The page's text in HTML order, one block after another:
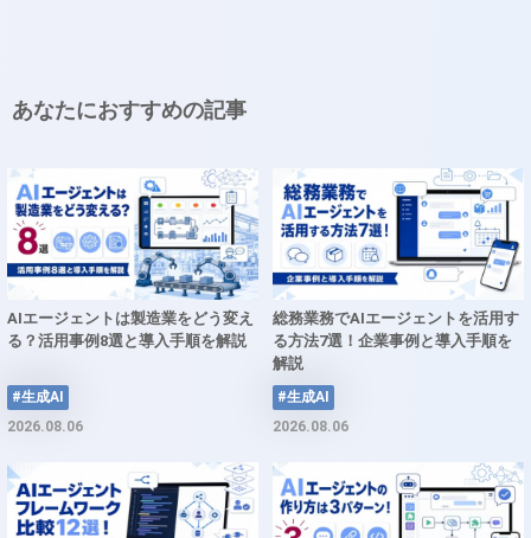
あなたにおすすめの記事
AIエージェントは製造業をどう変え
る？活用事例8選と導入手順を解説
#生成AI
2026.08.06
総務業務でAIエージェントを活用す
る方法7選！企業事例と導入手順を
解説
#生成AI
2026.08.06